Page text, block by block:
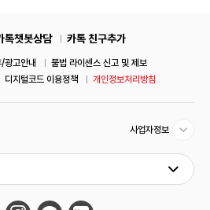
톡챗봇상담 카톡 친구추가
광고안내
불법 라이센스 신고 및 제보
디지털코드 이용정책 개인정보처리방침
사업자정보